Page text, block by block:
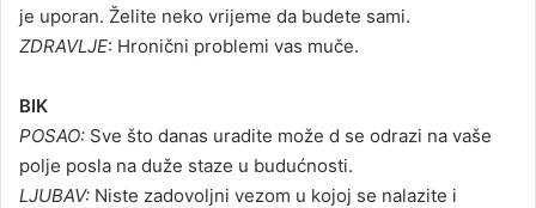
i
l
je uporan. Želite neko vrijeme da budete sami.
ZDRAVLJE: Hronični problemi vas muče.
BIK
POSAO: Sve što danas uradite može d se odrazi na vaše
polje posla na duže staze u budućnosti.
LJUBAV: Niste zadovoljni vezom u kojoj se nalazite i